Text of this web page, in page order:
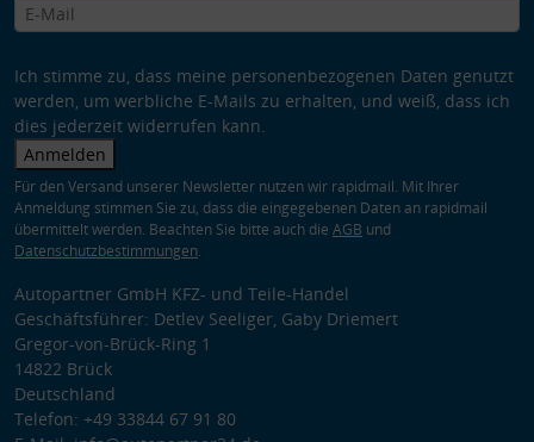
Ich stimme zu, dass meine personenbezogenen Daten genutzt
werden, um werbliche E-Mails zu erhalten, und weiß, dass ich
dies jederzeit widerrufen kann.
Anmelden
Für den Versand unserer Newsletter nutzen wir rapidmail. Mit Ihrer
Anmeldung stimmen Sie zu, dass die eingegebenen Daten an rapidmail
übermittelt werden. Beachten Sie bitte auch die AGB und
Datenschutzbestimmungen.
Autopartner GmbH KFZ- und Teile-Handel
Geschäftsführer: Detlev Seeliger, Gaby Driemert
Gregor-von-Brück-Ring 1
14822 Brück
Deutschland
Telefon: +49 33844 67 91 80